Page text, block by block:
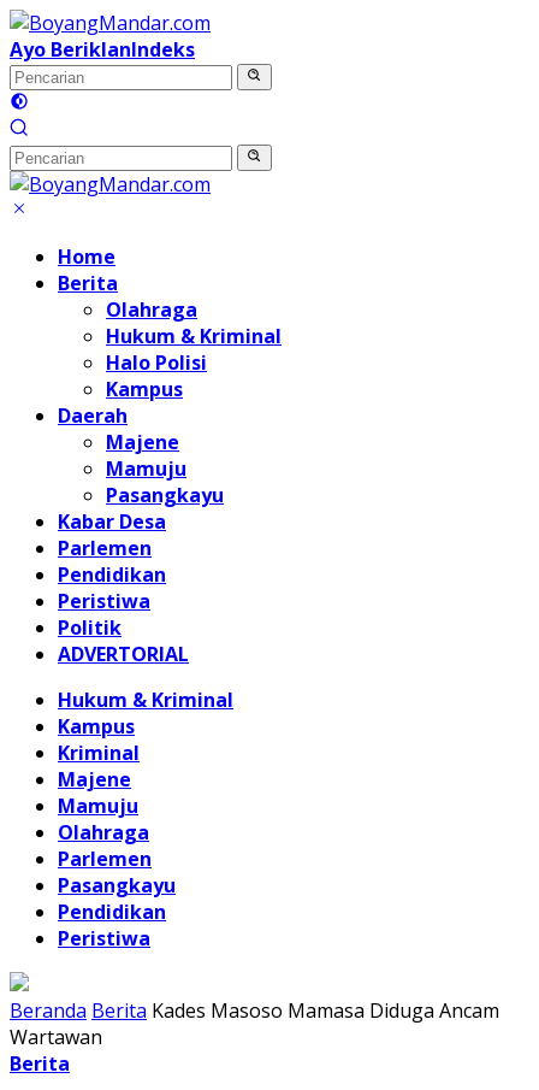
Langsung
ke
konten
Ayo BeriklanIndeks
Home
Berita
Olahraga
Hukum & Kriminal
Halo Polisi
Kampus
Daerah
Majene
Mamuju
Pasangkayu
Kabar Desa
Parlemen
Pendidikan
Peristiwa
Politik
ADVERTORIAL
Hukum & Kriminal
Kampus
Kriminal
Majene
Mamuju
Olahraga
Parlemen
Pasangkayu
Pendidikan
Peristiwa
Beranda Berita Kades Masoso Mamasa Diduga Ancam
Wartawan
Berita